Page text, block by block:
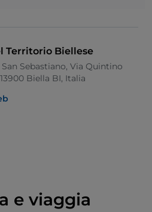
artistica locale.
Territorio Biellese
Sebastiano, Via Quintino
Biella BI, Italia
e viaggia